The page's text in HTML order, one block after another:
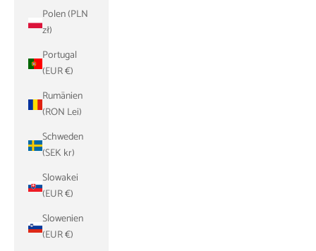
Polen (PLN
zł)
Portugal
(EUR €)
Rumänien
(RON Lei)
Schweden
(SEK kr)
Slowakei
(EUR €)
Slowenien
(EUR €)